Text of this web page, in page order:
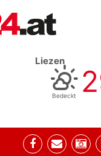
Liezen
Bedeckt